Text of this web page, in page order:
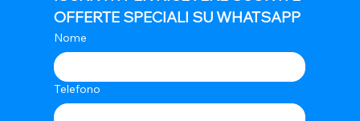
OFFERTE SPECIALI SU WHATSAPP
Nome
Telefono